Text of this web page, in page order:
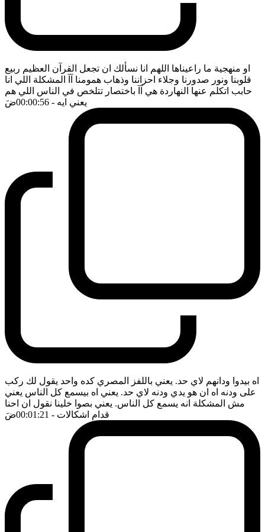
او منهجية ما راعيناها اللهم انا نسألك ان تجعل القرآن العظيم ربيع
قلوبنا ونور صدورنا وجلاء احزاننا وذهاب همومنا آآ المشكلة اللي انا
حابب اتكلم عنها النهاردة هي آآ باختصار تتلخص في الناس اللي هم
يعني ايه - 00:00:56 ضَ
اه بيدوا ودانهم لاي حد. يعني باللفز المصري كده واحد يقول لك ركب
على ودنه اه ان هو يدي ودنه لاي حد. يعني اه بيسمع كل الناس يعني
مش المشكلة انه يسمع كل الناس. يعني بصوا خلينا نقول ان احنا
قدام اشكالات - 00:01:21 ضَ